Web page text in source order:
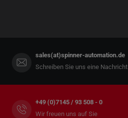
sales(at)spinner-automation.de
Schreiben Sie uns eine Nachricht
+49 (0)7145 / 93 508 - 0
Wir freuen uns auf Sie